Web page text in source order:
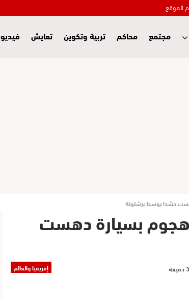
الموقع
مجتمع محاكم تربية وتكوين تعايش فيديو
في هجوم بسيارة دهست
إفريقيا والعالم